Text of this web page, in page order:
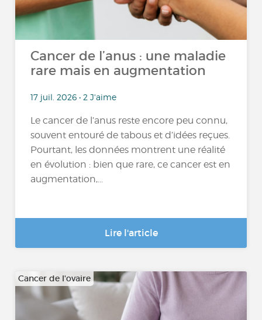
Cancer de l’anus : une maladie
rare mais en augmentation
17 juil. 2026 • 2 J'aime
Le cancer de l’anus reste encore peu connu,
souvent entouré de tabous et d’idées reçues.
Pourtant, les données montrent une réalité
en évolution : bien que rare, ce cancer est en
augmentation,...
Lire l'article
Cancer de l'ovaire